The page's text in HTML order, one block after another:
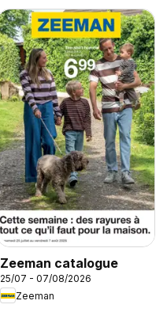
Zeeman catalogue
25/07 - 07/08/2026
Zeeman